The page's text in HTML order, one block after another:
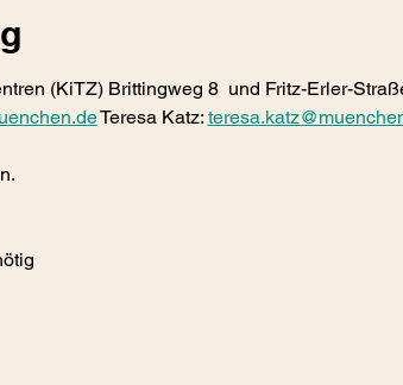
(KiTZ) Brittingweg 8  und Fritz-Erler-
Teresa Katz: